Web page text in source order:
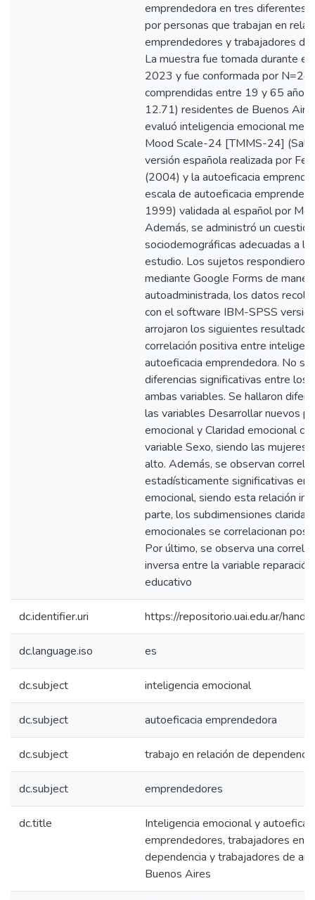
emprendedora en tres diferentes
por personas que trabajan en
emprendedores y trabajadores de
La muestra fue tomada durante
2023 y fue conformada por
comprendidas entre 19 y 65
12.71) residentes de Buenos
evaluó inteligencia emocional
Mood Scale-24 [TMMS-24]
versión española realizada por
(2004) y la autoeficacia
escala de autoeficacia
1999) validada al español por
Además, se administró un
sociodemográficas adecuadas a
estudio. Los sujetos respondieron
mediante Google Forms de
autoadministrada, los datos
con el software IBM-SPSS
arrojaron los siguientes
correlación positiva entre
autoeficacia emprendedora. No se
diferencias significativas entre los
ambas variables. Se hallaron
las variables Desarrollar nuevos
emocional y Claridad emocional
variable Sexo, siendo las mujeres
alto. Además, se observan
estadísticamente significativas
emocional, siendo esta relación
parte, los subdimensiones claridad
emocionales se correlacionan
Por último, se observa una
inversa entre la variable
educativo
dc.identifier.uri https://repositorio.uai.edu.ar/
dc.language.iso es
dc.subject inteligencia emocional
dc.subject autoeficacia emprendedora
dc.subject trabajo en relación de dependencia
dc.subject emprendedores
dc.title
Inteligencia emocional y
emprendedores, trabajadores en
dependencia y trabajadores de
Buenos Aires